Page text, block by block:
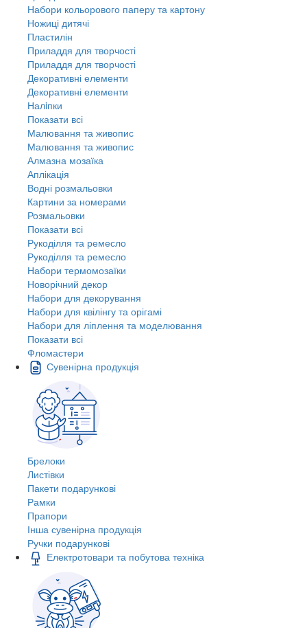
Набори кольорового паперу та картону
Ножиці дитячі
Пластилін
Приладдя для творчості
Приладдя для творчості
Декоративні елементи
Декоративні елементи
Налiпки
Показати всі
Малювання та живопис
Малювання та живопис
Алмазна мозаїка
Аплікація
Водні розмальовки
Картини за номерами
Розмальовки
Показати всі
Рукоділля та ремесло
Рукоділля та ремесло
Набори термомозаїки
Новорічний декор
Набори для декорування
Набори для квілінгу та орігамі
Набори для ліплення та моделювання
Показати всі
Фломастери
Сувенірна продукція
Брелоки
Листівки
Пакети подарункові
Рамки
Прапори
Інша сувенірна продукція
Ручки подарункові
Електротовари та побутова техніка